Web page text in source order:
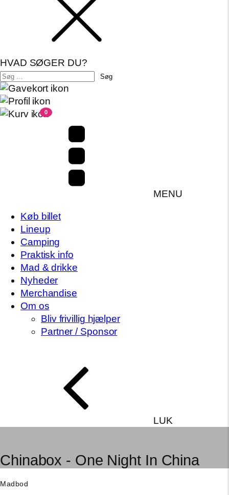
HVAD SØGER DU?
Søg
efter:
0
MENU
Køb billet
Lineup
Camping
Praktisk info
Mad & drikke
Nyheder
Merchandise
Om os
Bliv frivillig hjælper
Partner / Sponsor
LUK
Chinabox - One Night In China
Madbod